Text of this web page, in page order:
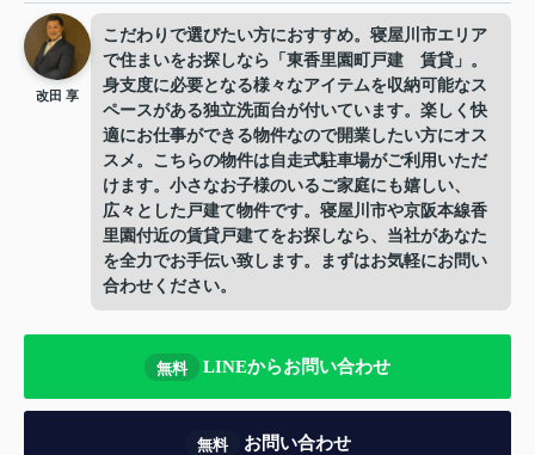
改田 享
こだわりで選びたい方におすすめ。寝屋川市エリア
で住まいをお探しなら「東香里園町戸建 賃貸」。
身支度に必要となる様々なアイテムを収納可能なス
ペースがある独立洗面台が付いています。楽しく快
適にお仕事ができる物件なので開業したい方にオス
スメ。こちらの物件は自走式駐車場がご利用いただ
けます。小さなお子様のいるご家庭にも嬉しい、
広々とした戸建て物件です。寝屋川市や京阪本線香
里園付近の賃貸戸建てをお探しなら、当社があなた
を全力でお手伝い致します。まずはお気軽にお問い
合わせください。
無料 LINEからお問い合わせ
無料 お問い合わせ